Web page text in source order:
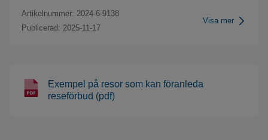
Artikelnummer: 2024-6-9138
Publicerad: 2025-11-17
Visa mer
Exempel på resor som kan föranleda
reseförbud (pdf)